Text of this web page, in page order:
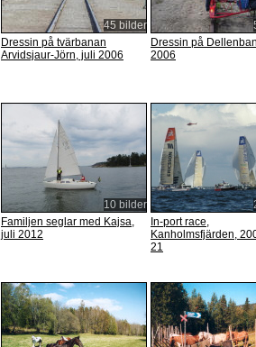
Dressin på tvärbanan
Arvidsjaur-Jörn, juli 2006
45 bilder
Dressin på
2006
Familjen seglar med Kajsa,
juli 2012
10 bilder
In-port race,
Kanholmsfjärden,
21